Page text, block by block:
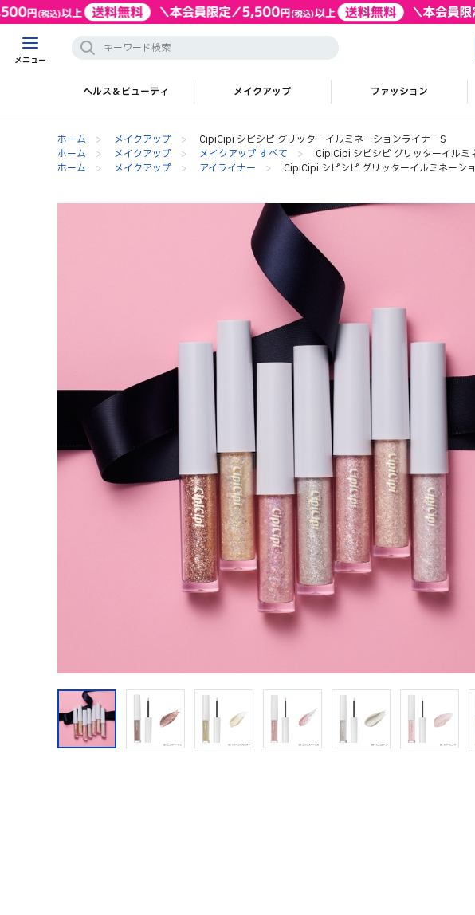
メニュー
ヘルス＆ビューティ メイクアップ ファッション
ホーム > メイクアップ >
CipiCipi シピシピ グリッターイルミネーションライナーS
ホーム
> メイクアップ > メイクアップ すべて >
CipiCipi シピシピ グリッターイルミ
ホーム
> メイクアップ > アイライナー > CipiCipi シピシピ グリッターイルミネーシ